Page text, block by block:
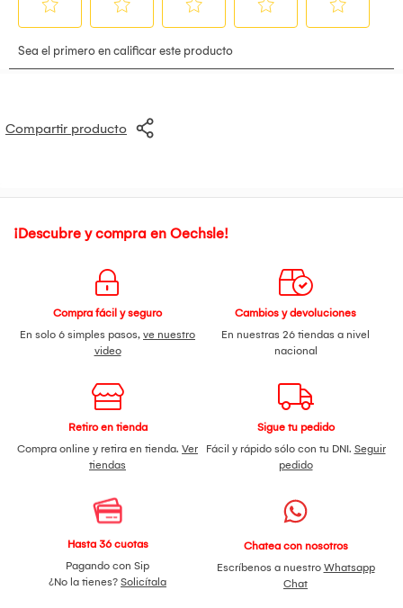
Compartir producto
¡Descubre y compra en Oechsle!
Compra fácil y seguro
En solo 6 simples pasos, ve nuestro
video
Cambios y devoluciones
En nuestras 26 tiendas a nivel
nacional
Retiro en tienda
Compra online y retira en tienda. Ver
tiendas
Sigue tu pedido
Fácil y rápido sólo con tu DNI. Seguir
pedido
Hasta 36 cuotas
Pagando con Sip
¿No la tienes? Solicítala
Chatea con nosotros
Escríbenos a nuestro Whatsapp
Chat